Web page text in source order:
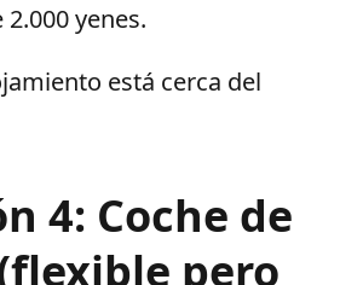
yenes.
está cerca del
4: Coche de
pero